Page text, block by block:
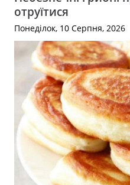
отруїтися
Понеділок, 10 Серпня, 2026